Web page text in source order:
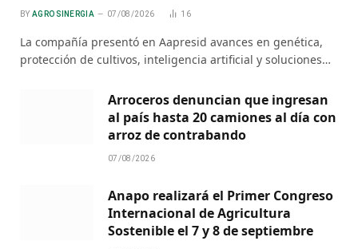
BY AGRO SINERGIA 07/08/2026 16
La compañía presentó en Aapresid avances en genética,
protección de cultivos, inteligencia artificial y soluciones…
Arroceros denuncian que ingresan
al país hasta 20 camiones al día con
arroz de contrabando
07/08/2026
Anapo realizará el Primer Congreso
Internacional de Agricultura
Sostenible el 7 y 8 de septiembre